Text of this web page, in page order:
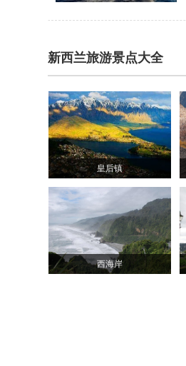
新西兰旅游景点大全
皇后镇
西海岸